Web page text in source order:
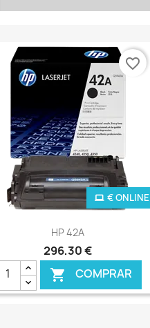
Ver+
HP 42A
296,30 €
 COMPRAR
€ ONLINE
favorite_border